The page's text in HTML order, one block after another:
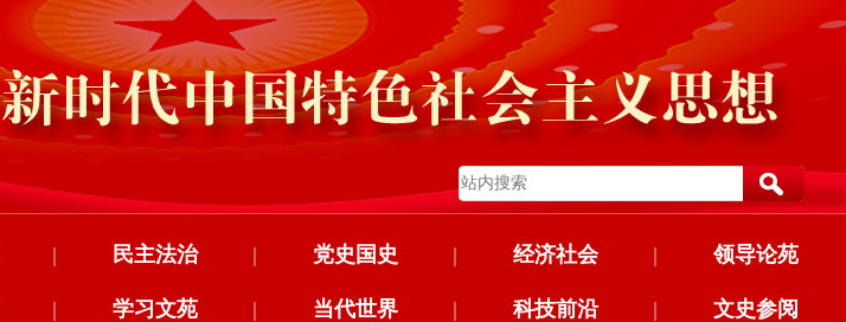
民主法治
| 党史国史
| 经济社会
| 领导论苑
|
学习文苑
| 当代世界
| 科技前沿
| 文史参阅
|